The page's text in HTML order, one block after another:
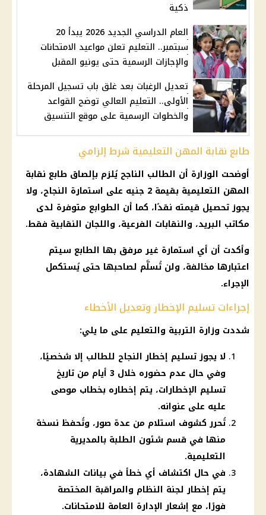
ذكية
العام الدراسي الجديد 2026 يبدأ 20
سبتمبر.. التعليم تعلن مواعيد الامتحانات
والإجازات الرسمية حتى يونيو المقبل
تعديل الرغبات بعد غلق باب تسجيل المرحلة
الأولى.. التعليم العالي توضح القواعد
والخطوات الرسمية على موقع التنسيق
طابع نقابة المهن التعليمية شرط إلزامي
أوضحت الوزارة أن الطالب الناجح يُلزم بإلصاق طابع نقابة
المهن التعليمية
بقيمة 2 جنيه على استمارة النجاح، ولا
يجوز تحصيل قيمته نقدًا، كما أن الطوابع متوفرة لدى
مكاتب البريد، والنقابات الفرعية، واللجان النقابية فقط.
وأكدت أن أي استمارة غير مرفق بها الطابع سيتم
اعتبارها مخالفة، ولن تُسلَّم لصاحبها حتى يُستكمل
الإجراء.
إجراءات تسليم الإخطار وتعديل الأخطاء
شددت وزارة التربية والتعليم على ما يلي:
لا يجوز تسليم إخطار النجاح للطالب إلا شخصيًا،
وفي حال عدم حضوره خلال 3 أيام من تاريخ
تسليم الإخطارات، يتم إخطاره بخطاب موصى
عليه على عنوانه.
تُحرر كشوف استلام من عدة صور، وتُحفظ نسخة
منها في قسم شئون الطلبة بالمديرية
التعليمية.
في حال اكتشاف أي خطأ في بيانات الشهادة،
يتم إخطار لجنة النظام والمراقبة المختصة
فورًا، مع إشعار الإدارة العامة للامتحانات.